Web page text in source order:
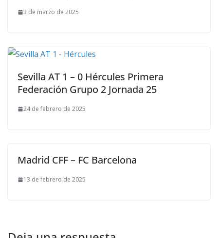
3 de marzo de 2025
Sevilla AT 1 – 0 Hércules Primera
Federación Grupo 2 Jornada 25
24 de febrero de 2025
Madrid CFF – FC Barcelona
13 de febrero de 2025